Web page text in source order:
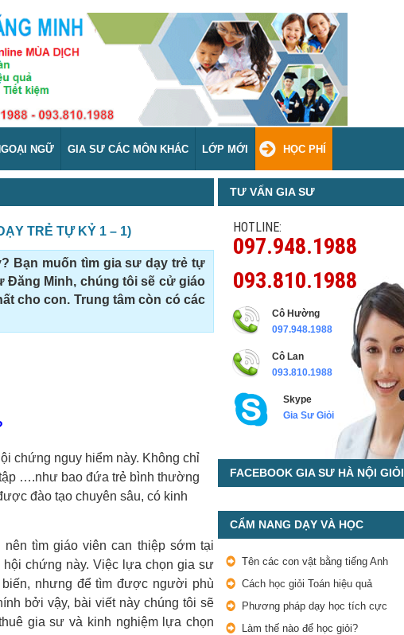
NGỮ GIA SƯ CÁC MÔN KHÁC LỚP MỚI HỌC PHÍ
TRẺ TỰ KỶ 1 – 1)
Bạn muốn tìm gia sư dạy trẻ tự
Đăng Minh, chúng tôi sẽ cử giáo
cho con. Trung tâm còn có các
chứng nguy hiểm này. Không chỉ
….như bao đứa trẻ bình thường
đào tạo chuyên sâu, có kinh
tìm giáo viên can thiệp sớm tại
hội chứng này. Việc lựa chọn gia sư
nhưng để tìm được người phù
bởi vậy, bài viết này chúng tôi sẽ
gia sư và kinh nghiệm lựa chọn
TƯ VẤN GIA SƯ
HOTLINE:
097.948.1988
093.810.1988
Cô Hường
097.948.1988
Cô Lan
093.810.1988
Skype
Gia Sư Giỏi
FACEBOOK GIA SƯ HÀ NỘI GIỎI
CẨM NANG DẠY VÀ HỌC
Tên các con vật bằng tiếng Anh
Cách học giỏi Toán hiệu quả
Phương pháp dạy học tích cực
Làm thế nào để học giỏi?